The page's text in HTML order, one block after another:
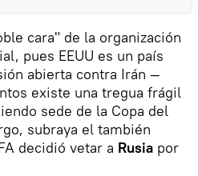
cara" de la organización
pues EEUU es un país
abierta contra Irán —
existe una tregua frágil
sede de la Copa del
subraya el también
decidió vetar a Rusia por